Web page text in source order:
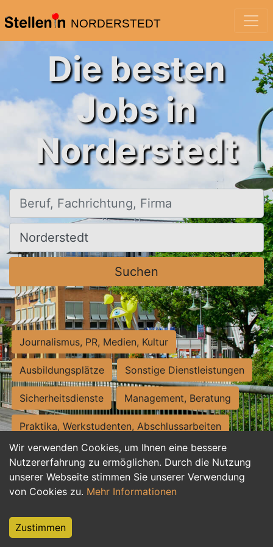
NORDERSTEDT
Wir verwenden Cookies, um Ihnen eine bessere
Nutzererfahrung zu ermöglichen. Durch die Nutzung
unserer Webseite stimmen Sie unserer Verwendung
von Cookies zu. Mehr Informationen
Zustimmen
Die besten
Jobs in
Norderstedt
Beruf, Fachrichtung, Firma
Ort, Stadt
Suchen
Journalismus, PR, Medien, Kultur
Ausbildungsplätze Sonstige Dienstleistungen
Sicherheitsdienste Management, Beratung
Praktika, Werkstudenten, Abschlussarbeiten
Personalwesen Assistenz, Sekretariat
Hilfskräfte, Aushilfs- und Nebenjobs
Weiterbildung, Studium, duale Ausbildung